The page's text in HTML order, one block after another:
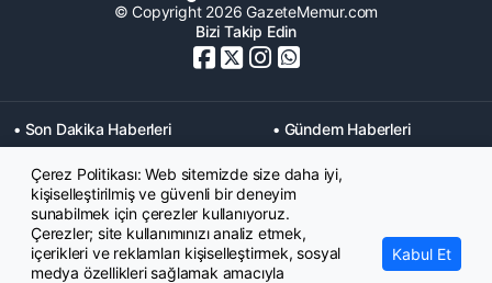
© Copyright 2026 GazeteMemur.com
Bizi Takip Edin
• Son Dakika Haberleri
• Gündem Haberleri
• Memurlar Haberleri
• KPSS Haberleri
• Ekonomi Haberleri
• Eğitim Haberleri
• Yaşam Haberleri
• Maaş Verileri Haberleri
• Mahkeme Kararları
Haberleri
Çerez Politikası: Web sitemizde size daha iyi,
kişiselleştirilmiş ve güvenli bir deneyim
sunabilmek için çerezler kullanıyoruz.
Çerezler; site kullanımınızı analiz etmek,
içerikleri ve reklamları kişiselleştirmek, sosyal
medya özellikleri sağlamak amacıyla
Kabul Et